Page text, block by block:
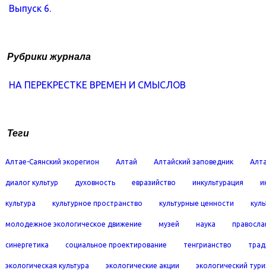
Выпуск 6.
Рубрики журнала
НА ПЕРЕКРЕСТКЕ ВРЕМЕН И СМЫСЛОВ
Теги
Алтае-Саянский экорегион Алтай Алтайский заповедник
диалог культур духовность евразийство инкультурация
культура культурное пространство культурные ценности
молодежное экологическое движение музей наука
синергетика социальное проектирование тенгрианство
экологическая культура экологические акции экологический